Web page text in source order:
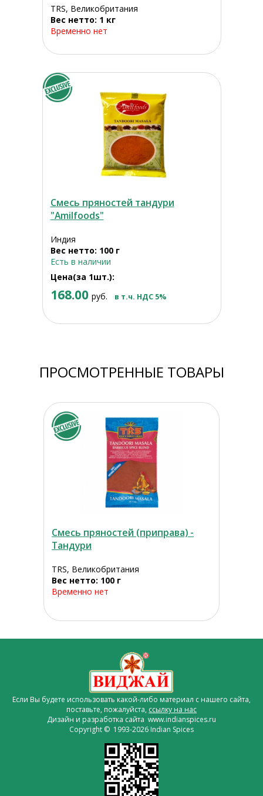
TRS, Великобритания
Вес нетто: 1 кг
Временно нет
Смесь пряностей тандури
"Amilfoods"
Индия
Вес нетто: 100 г
Есть в наличии
Цена(за 1шт.):
168.00 руб. в т.ч. НДС 5%
ПРОСМОТРЕННЫЕ ТОВАРЫ
Смесь пряностей (приправа) -
Тандури
TRS, Великобритания
Вес нетто: 100 г
Временно нет
Если Вы будете использовать какой-либо материал с нашего сайта,
поставьте, пожалуйста, ссылку на нас
Дизайн и разработка сайта www.indianspices.ru
Copyright © 1993-2026 Indian Spices